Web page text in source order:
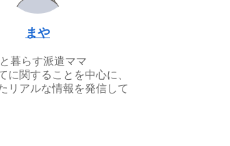
まや
暮らす派遣ママ
に関することを中心に、
リアルな情報を発信して